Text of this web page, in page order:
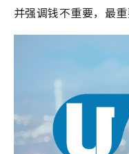
并强调钱不重要，最